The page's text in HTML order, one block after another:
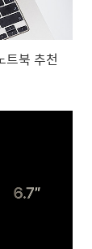
트북 추천